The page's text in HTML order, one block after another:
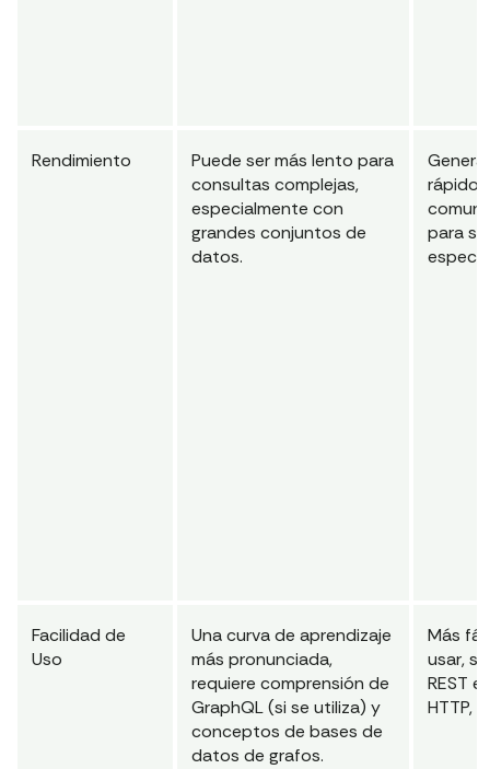
Rendimiento
Puede ser más lento para
consultas complejas,
especialmente con
grandes conjuntos de
datos.
rápido
para
Facilidad de
Uso
Una curva de aprendizaje
más pronunciada,
requiere comprensión de
GraphQL (si se utiliza) y
conceptos de bases de
datos de grafos.
Más
usar,
REST
HTTP,